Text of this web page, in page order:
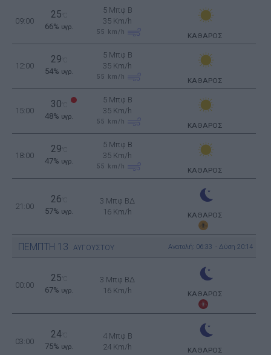
09:00
25
66% υγρ.
5 Μπφ B
35 Km/h
55 km/h ΚΑΘΑΡΟΣ
12:00
29
54% υγρ.
5 Μπφ B
35 Km/h
55 km/h ΚΑΘΑΡΟΣ
15:00
30
48% υγρ.
5 Μπφ B
35 Km/h
55 km/h ΚΑΘΑΡΟΣ
18:00
29
47% υγρ.
5 Μπφ B
35 Km/h
55 km/h ΚΑΘΑΡΟΣ
21:00
26
57% υγρ.
3 Μπφ ΒΔ
16 Km/h
ΚΑΘΑΡΟΣ
ΠΕΜΠΤΗ 13 ΑΥΓΟΥΣΤΟΥ Ανατολή: 06:33 - Δύση 20:14
00:00
25
67% υγρ.
3 Μπφ ΒΔ
16 Km/h
ΚΑΘΑΡΟΣ
03:00
24°C
75% υγρ.
4 Μπφ B
24 Km/h
ΚΑΘΑΡΟΣ